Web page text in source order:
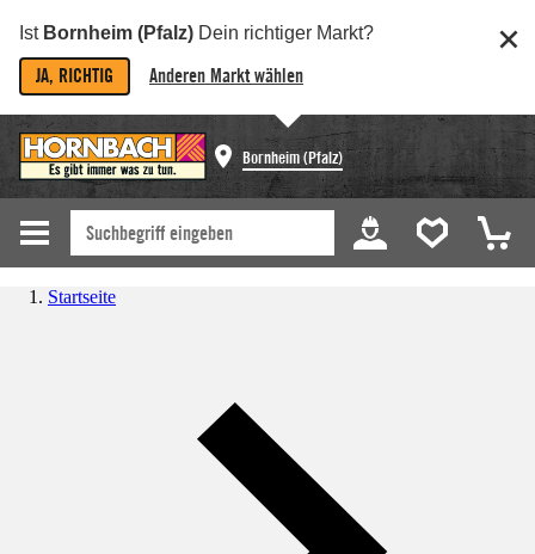
Ist Bornheim (Pfalz) Dein richtiger Markt?
JA, RICHTIG Anderen Markt wählen
Bornheim (Pfalz)
Startseite